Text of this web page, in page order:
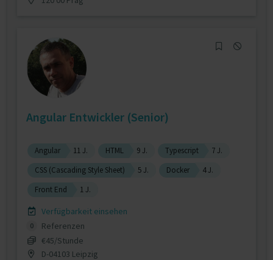
Angular Entwickler (Senior)
Angular 11 J. HTML 9 J. Typescript
7 J.
CSS (Cascading Style Sheet)
5 J. Docker
4 J.
Front End
1 J.
Verfügbarkeit einsehen
0
Referenzen
€45/Stunde
D-04103 Leipzig